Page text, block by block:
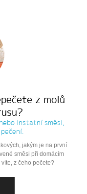
z molů
instatní směsi,
jakým je na první
směsi při domácím
z čeho pečete?